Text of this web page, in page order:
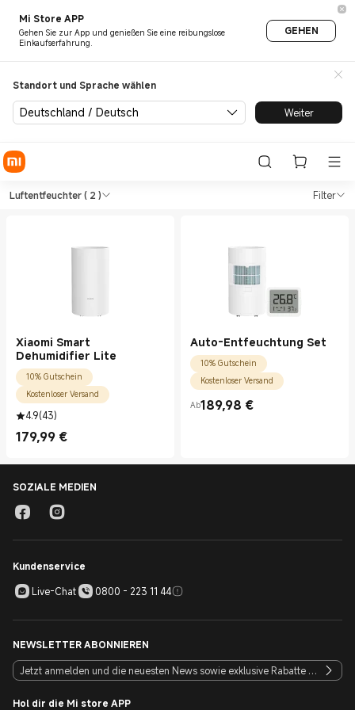
Mi Store APP
Gehen Sie zur App und genießen Sie eine reibungslose
Einkaufserfahrung.
GEHEN
Standort und Sprache wählen
Deutschland / Deutsch Weiter
Shop Umweltgeräte
Luftentfeuchter( 2 ) Filter
Shop Umweltgeräte Luftentfeuchter
Xiaomi Smart
Dehumidifier Lite
10% Gutschein
Kostenloser Versand
4.9(43)
179,99 €
Current Price €179.99
Auto-Entfeuchtung Set
10% Gutschein
Kostenloser Versand
Ab189,98 €
Current Price €189.98
SOZIALE MEDIEN
Kundenservice
Live-Chat
0800 - 223 11 44
NEWSLETTER ABONNIEREN
Hol dir die Mi store APP